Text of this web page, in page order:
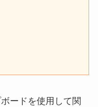
ードを使用して関